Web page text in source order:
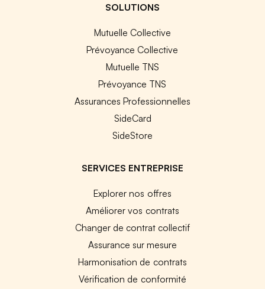
SOLUTIONS
Mutuelle Collective
Prévoyance Collective
Mutuelle TNS
Prévoyance TNS
Assurances Professionnelles
SideCard
SideStore
SERVICES ENTREPRISE
Explorer nos offres
Améliorer vos contrats
Changer de contrat collectif
Assurance sur mesure
Harmonisation de contrats
Vérification de conformité